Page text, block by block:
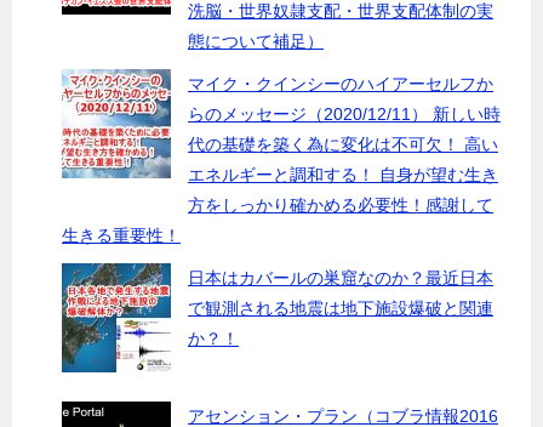
洗脳・世界奴隷支配・世界支配体制の実
態について補足）
マイク・クインシーのハイアーセルフか
らのメッセージ（2020/12/11） 新しい時
代の基礎を築く為に変化は不可欠！ 高い
エネルギーと調和する！ 自身が望む生き
方をしっかり確かめる必要性！感謝して
生きる重要性！
日本はカバールの巣窟なのか？最近日本
で観測される地震は地下施設爆破と関連
か？！
アセンション・プラン（コブラ情報2016